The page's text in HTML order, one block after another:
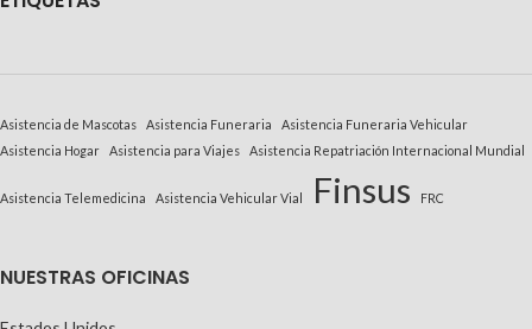
Asistencia de Mascotas Asistencia Funeraria
Asistencia Funeraria Vehicular
Asistencia Hogar
Asistencia para Viajes Asistencia Repatriación Internacional Mundial
Asistencia Telemedicina Asistencia Vehicular Vial Finsus FRC
NUESTRAS OFICINAS